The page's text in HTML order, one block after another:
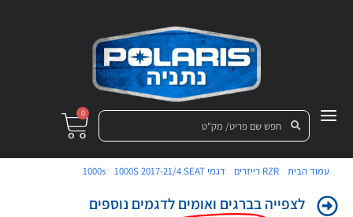
0
עמוד הבית /RZR רייזרים /דגמי 1000s / 1000S 2017-21/4 SEAT
לצפייהבברגים ואומים לדגמים נוספים